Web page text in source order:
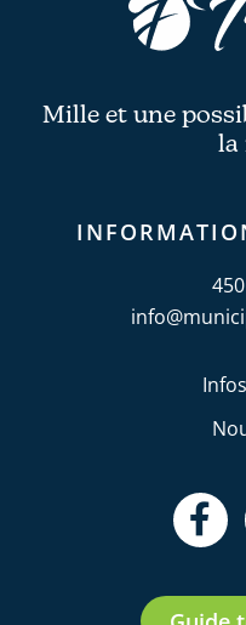
Mille et une
la
F
a
e